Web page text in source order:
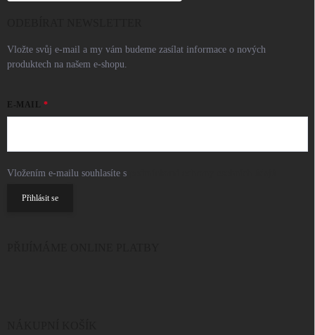
Vložte svůj e-mail a my vám budeme zasílat informace o nových
produktech na našem e-shopu.
E-MAIL
Vložením e-mailu souhlasíte s
Přihlásit se